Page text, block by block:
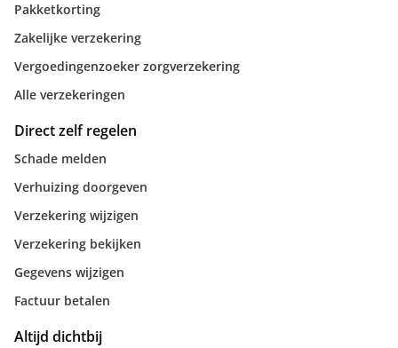
Pakketkorting
Zakelijke verzekering
Vergoedingenzoeker zorgverzekering
Alle verzekeringen
Direct zelf regelen
Schade melden
Verhuizing doorgeven
Verzekering wijzigen
Verzekering bekijken
Gegevens wijzigen
Factuur betalen
Altijd dichtbij